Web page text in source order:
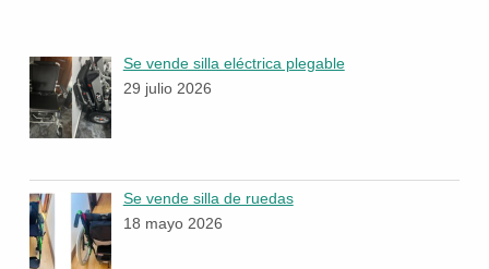
Se vende silla eléctrica plegable
29 julio 2026
Se vende silla de ruedas
18 mayo 2026